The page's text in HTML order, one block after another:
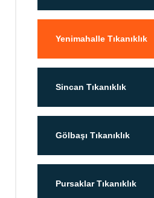
Yenimahalle Tıkanıklık
Sincan Tıkanıklık
Gölbaşı Tıkanıklık
Pursaklar Tıkanıklık